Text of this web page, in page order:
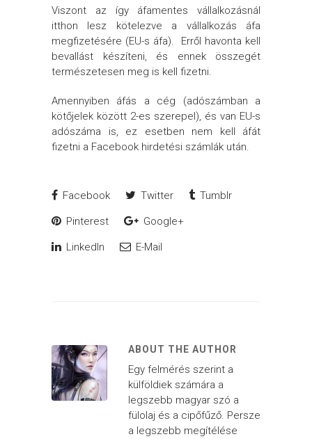
Viszont az így áfamentes vállalkozásnál
itthon lesz kötelezve a vállalkozás áfa
megfizetésére (EU-s áfa). Erről havonta kell
bevallást készíteni, és ennek összegét
természetesen meg is kell fizetni.
Amennyiben áfás a cég (adószámban a
kötőjelek között 2-es szerepel), és van EU-s
adószáma is, ez esetben nem kell áfát
fizetni a Facebook hirdetési számlák után.
Facebook Twitter Tumblr
Pinterest Google+
LinkedIn E-Mail
ABOUT THE AUTHOR
Egy felmérés szerint a
külföldiek számára a
legszebb magyar szó a
fülolaj és a cipőfűző. Persze
a legszebb megítélése